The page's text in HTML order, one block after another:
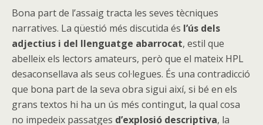
Bona part de l’assaig tracta les seves tècniques
narratives. La qüestió més discutida és l’ús dels
adjectius i del llenguatge abarrocat, estil que
abelleix els lectors amateurs, però que el mateix HPL
desaconsellava als seus col·legues. És una contradicció
que bona part de la seva obra sigui així, si bé en els
grans textos hi ha un ús més contingut, la qual cosa
no impedeix passatges d’explosió descriptiva, la